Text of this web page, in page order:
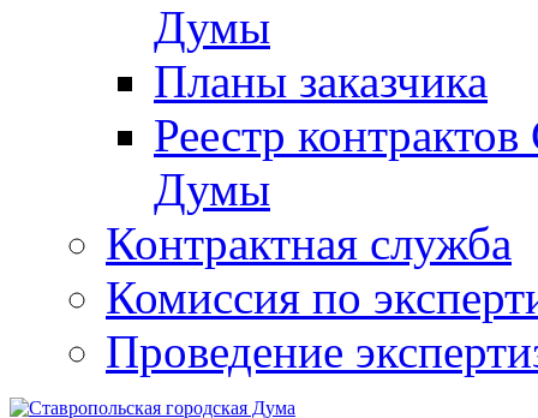
Думы
Планы заказчика
Реестр
Думы
Контрактная служба
Комиссия по
Проведение